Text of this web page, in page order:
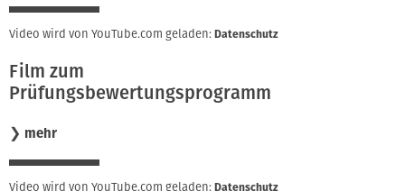
Video wird von YouTube.com geladen: Datenschutz
Film zum
Prüfungsbewertungsprogramm
❯ mehr
Video wird von YouTube.com geladen: Datenschutz